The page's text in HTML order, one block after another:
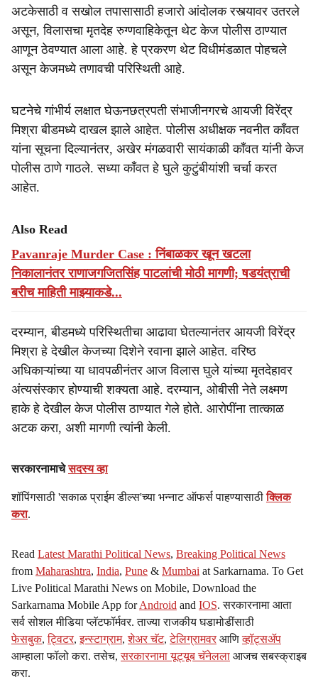
अटकेसाठी व सखोल तपासासाठी हजारो आंदोलक रस्त्यावर उतरले
असून, विलासचा मृतदेह रुग्णवाहिकेतून थेट केज पोलीस ठाण्यात
आणून ठेवण्यात आला आहे. ​हे प्रकरण थेट विधीमंडळात पोहचले
असून केजमध्ये तणावची परिस्थिती आहे.
घटनेचे गांभीर्य लक्षात घेऊनछत्रपती संभाजीनगरचे आयजी विरेंद्र
मिश्रा बीडमध्ये दाखल झाले आहेत. पोलीस अधीक्षक नवनीत काँवत
यांना सूचना दिल्यानंतर, अखेर मंगळवारी सायंकाळी काँवत यांनी केज
पोलीस ठाणे गाठले. सध्या काँवत हे घुले कुटुंबीयांशी चर्चा करत
आहेत.
Also Read
Pavanraje Murder Case : निंबाळकर खून खटला
निकालानंतर राणाजगजितसिंह पाटलांची मोठी मागणी; षडयंत्राची
बरीच माहिती माझ्याकडे...
दरम्यान, बीडमध्ये परिस्थितीचा आढावा घेतल्यानंतर आयजी विरेंद्र
मिश्रा हे देखील केजच्या दिशेने रवाना झाले आहेत. वरिष्ठ
अधिकाऱ्यांच्या या धावपळीनंतर आज विलास घुले यांच्या मृतदेहावर
अंत्यसंस्कार होण्याची शक्यता आहे. दरम्यान, ओबीसी नेते लक्ष्मण
हाके हे देखील केज पोलीस ठाण्यात गेले होते. आरोपींना तात्काळ
अटक करा, अशी मागणी त्यांनी केली.
सरकारनामाचेसदस्य व्हा
शॉपिंगसाठी 'सकाळ प्राईम डील्स'च्या भन्नाट ऑफर्स पाहण्यासाठीक्लिक
करा.
Read Latest Marathi Political News, Breaking Political News
from Maharashtra, India, Pune & Mumbai at Sarkarnama. To Get
Live Political Marathi News on Mobile, Download the
Sarkarnama Mobile App forAndroid and IOS. सरकारनामा आता
सर्व सोशल मीडिया प्लॅटफॉर्मवर. ताज्या राजकीय घडामोडींसाठी
फेसबुक,ट्विटर,इन्स्टाग्राम,शेअर चॅट,टेलिग्रामवर आणिव्हॉट्सॲप
आम्हाला फॉलो करा. तसेच,सरकारनामा यूट्यूब चॅनेलला आजच सबस्क्राइब
करा.